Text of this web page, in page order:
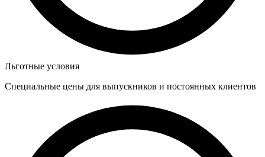
Льготные условия
Специальные цены для выпускников и постоянных клиентов